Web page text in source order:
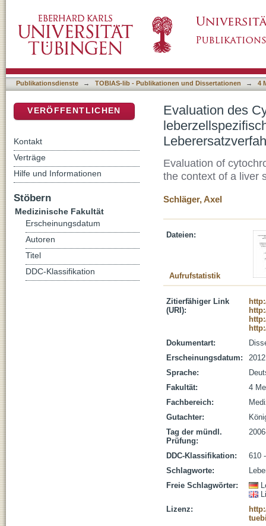
Rahmen eines Leberersatzverfahrens
Publikationsdienste → TOBIAS-lib - Publikationen und Dissertationen → 4
Evaluation des
Evaluation of
the context of a liver
Schläger, Axel
Dateien:
Aufrufstatistik
Zitierfähiger Link
(URI):
Dokumentart:
Erscheinungsdatum:
2012
Sprache:
Fakultät:
4
Fachbereich:
Gutachter:
Tag der mündl.
Prüfung:
DDC-Klassifikation:
610
Schlagworte:
Freie Schlagwörter:
Lizenz:
VERÖFFENTLICHEN
Kontakt
Verträge
Hilfe und Informationen
Stöbern
Medizinische Fakultät
Erscheinungsdatum
Autoren
Titel
DDC-Klassifikation